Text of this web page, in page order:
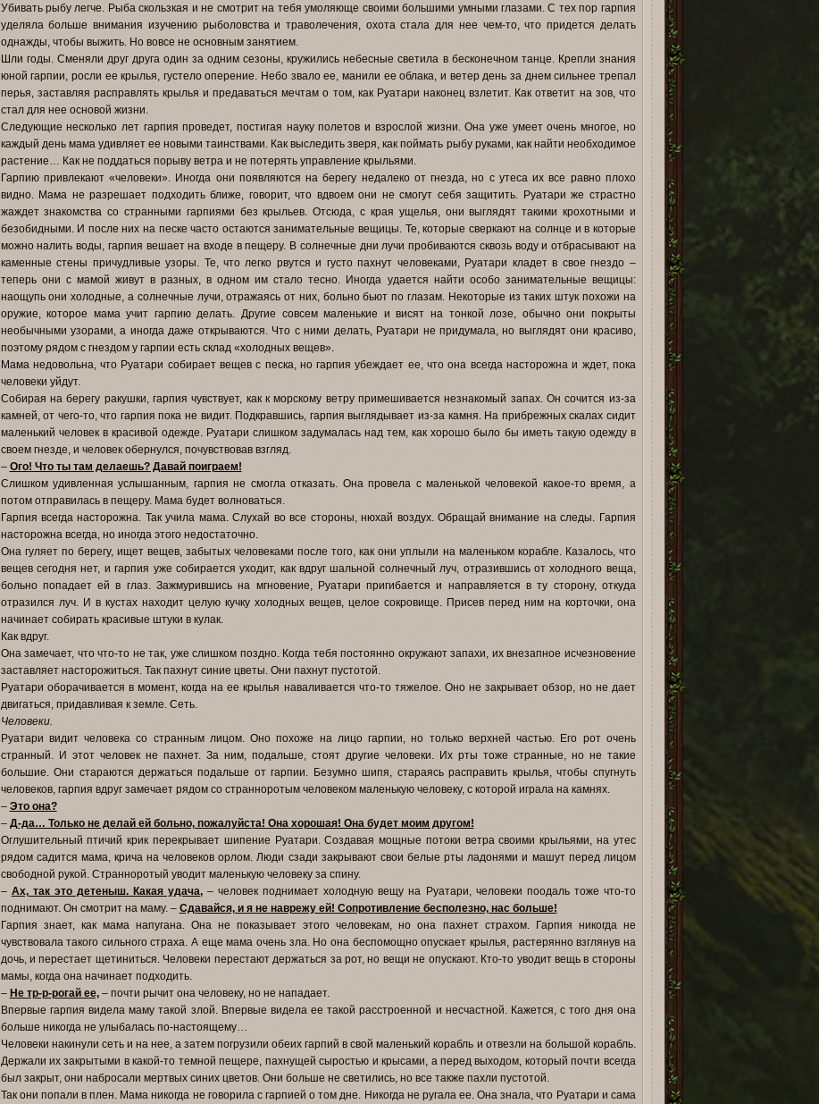
Убивать рыбу легче. Рыба скользкая и не смотрит на тебя умоляюще своими большими умными глазами. С тех пор гарпия
уделяла больше внимания изучению рыболовства и траволечения, охота стала для нее чем-то, что придется делать
однажды, чтобы выжить. Но вовсе не основным занятием.
Шли годы. Сменяли друг друга один за одним сезоны, кружились небесные светила в бесконечном танце. Крепли знания
юной гарпии, росли ее крылья, густело оперение. Небо звало ее, манили ее облака, и ветер день за днем сильнее трепал
перья, заставляя расправлять крылья и предаваться мечтам о том, как Руатари наконец взлетит. Как ответит на зов, что
стал для нее основой жизни.
Следующие несколько лет гарпия проведет, постигая науку полетов и взрослой жизни. Она уже умеет очень многое, но
каждый день мама удивляет ее новыми таинствами. Как выследить зверя, как поймать рыбу руками, как найти необходимое
растение… Как не поддаться порыву ветра и не потерять управление крыльями.
Гарпию привлекают «человеки». Иногда они появляются на берегу недалеко от гнезда, но с утеса их все равно плохо
видно. Мама не разрешает подходить ближе, говорит, что вдвоем они не смогут себя защитить. Руатари же страстно
жаждет знакомства со странными гарпиями без крыльев. Отсюда, с края ущелья, они выглядят такими крохотными и
безобидными. И после них на песке часто остаются занимательные вещицы. Те, которые сверкают на солнце и в которые
можно налить воды, гарпия вешает на входе в пещеру. В солнечные дни лучи пробиваются сквозь воду и отбрасывают на
каменные стены причудливые узоры. Те, что легко рвутся и густо пахнут человеками, Руатари кладет в свое гнездо –
теперь они с мамой живут в разных, в одном им стало тесно. Иногда удается найти особо занимательные вещицы:
наощупь они холодные, а солнечные лучи, отражаясь от них, больно бьют по глазам. Некоторые из таких штук похожи на
оружие, которое мама учит гарпию делать. Другие совсем маленькие и висят на тонкой лозе, обычно они покрыты
необычными узорами, а иногда даже открываются. Что с ними делать, Руатари не придумала, но выглядят они красиво,
поэтому рядом с гнездом у гарпии есть склад «холодных вещев».
Мама недовольна, что Руатари собирает вещев с песка, но гарпия убеждает ее, что она всегда насторожна и ждет, пока
человеки уйдут.
Собирая на берегу ракушки, гарпия чувствует, как к морскому ветру примешивается незнакомый запах. Он сочится из-за
камней, от чего-то, что гарпия пока не видит. Подкравшись, гарпия выглядывает из-за камня. На прибрежных скалах сидит
маленький человек в красивой одежде. Руатари слишком задумалась над тем, как хорошо было бы иметь такую одежду в
своем гнезде, и человек обернулся, почувствовав взгляд.
– Ого! Что ты там делаешь? Давай поиграем!
Слишком удивленная услышанным, гарпия не смогла отказать. Она провела с маленькой человекой какое-то время, а
потом отправилась в пещеру. Мама будет волноваться.
Гарпия всегда насторожна. Так учила мама. Слухай во все стороны, нюхай воздух. Обращай внимание на следы. Гарпия
насторожна всегда, но иногда этого недостаточно.
Она гуляет по берегу, ищет вещев, забытых человеками после того, как они уплыли на маленьком корабле. Казалось, что
вещев сегодня нет, и гарпия уже собирается уходит, как вдруг шальной солнечный луч, отразившись от холодного веща,
больно попадает ей в глаз. Зажмурившись на мгновение, Руатари пригибается и направляется в ту сторону, откуда
отразился луч. И в кустах находит целую кучку холодных вещев, целое сокровище. Присев перед ним на корточки, она
начинает собирать красивые штуки в кулак.
Как вдруг.
Она замечает, что что-то не так, уже слишком поздно. Когда тебя постоянно окружают запахи, их внезапное исчезновение
заставляет насторожиться. Так пахнут синие цветы. Они пахнут пустотой.
Руатари оборачивается в момент, когда на ее крылья наваливается что-то тяжелое. Оно не закрывает обзор, но не дает
двигаться, придавливая к земле. Сеть.
Человеки.
Руатари видит человека со странным лицом. Оно похоже на лицо гарпии, но только верхней частью. Его рот очень
странный. И этот человек не пахнет. За ним, подальше, стоят другие человеки. Их рты тоже странные, но не такие
большие. Они стараются держаться подальше от гарпии. Безумно шипя, стараясь расправить крылья, чтобы спугнуть
человеков, гарпия вдруг замечает рядом со странноротым человеком маленькую человеку, с которой играла на камнях.
– Это она?
– Д-да… Только не делай ей больно, пожалуйста! Она хорошая! Она будет моим другом!
Оглушительный птичий крик перекрывает шипение Руатари. Создавая мощные потоки ветра своими крыльями, на утес
рядом садится мама, крича на человеков орлом. Люди сзади закрывают свои белые рты ладонями и машут перед лицом
свободной рукой. Странноротый уводит маленькую человеку за спину.
– Ах, так это детеныш. Какая удача, – человек поднимает холодную вещу на Руатари, человеки поодаль тоже что-то
поднимают. Он смотрит на маму. – Сдавайся, и я не наврежу ей! Сопротивление бесполезно, нас больше!
Гарпия знает, как мама напугана. Она не показывает этого человекам, но она пахнет страхом. Гарпия никогда не
чувствовала такого сильного страха. А еще мама очень зла. Но она беспомощно опускает крылья, растерянно взглянув на
дочь, и перестает щетиниться. Человеки перестают держаться за рот, но вещи не опускают. Кто-то уводит вещь в стороны
мамы, когда она начинает подходить.
– Не тр-р-рогай ее,– почти рычит она человеку, но не нападает.
Впервые гарпия видела маму такой злой. Впервые видела ее такой расстроенной и несчастной. Кажется, с того дня она
больше никогда не улыбалась по-настоящему…
Человеки накинули сеть и на нее, а затем погрузили обеих гарпий в свой маленький корабль и отвезли на большой корабль.
Держали их закрытыми в какой-то темной пещере, пахнущей сыростью и крысами, а перед выходом, который почти всегда
был закрыт, они набросали мертвых синих цветов. Они больше не светились, но все также пахли пустотой.
Так они попали в плен. Мама никогда не говорила с гарпией о том дне. Никогда не ругала ее. Она знала, что Руатари и сама